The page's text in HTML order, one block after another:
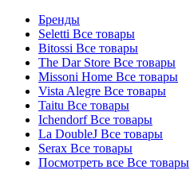
Бренды
Seletti Все товары
Bitossi Все товары
The Dar Store Все товары
Missoni Home Все товары
Vista Alegre Все товары
Taitu Все товары
IchendorfВсе товары
La DoubleJ Все товары
Serax Все товары
Посмотреть все Все товары